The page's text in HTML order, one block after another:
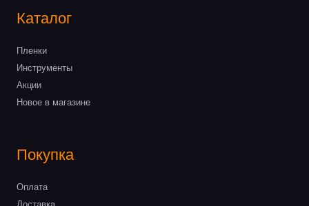
Каталог
Пленки
Инструменты
Акции
Новое в магазине
Покупка
Оплата